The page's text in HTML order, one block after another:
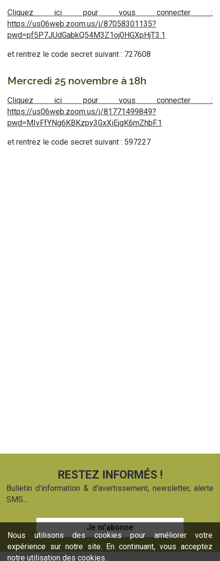
Cliquez ici pour vous connecter :
https://us06web.zoom.us/j/87058301135?
pwd=pf5P7JUdGabkQ54M3Z1oj0HGXpHjT3.1
et rentrez le code secret suivant : 727608
Mercredi 25 novembre à 18h
Cliquez ici pour vous connecter :
https://us06web.zoom.us/j/81771499849?
pwd=MIvFfYNg6KBKzpy3GxXiEjgK6mZhbF.1
et rentrez le code secret suivant : 597227
RESTEZ INFORMÉS !
Bulletin d'information & d'avertissement, newsletter, alerte
SMS...
Je m'abonne
Nous utilisons des cookies pour améliorer votre
expérience sur notre site. En continuant, vous acceptez
notre utilisation des cookies.